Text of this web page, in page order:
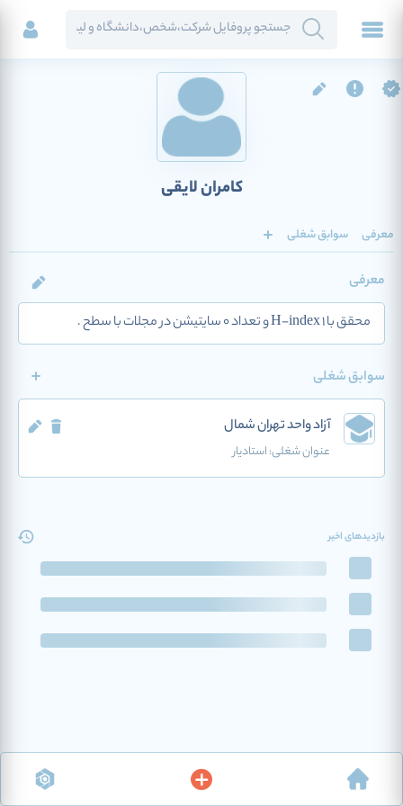
کامران لایقی
معرفی سوابق شغلی
معرفی
محقق با H-index 1 و تعداد 0 سایتیشن در مجلات با سطح .
سوابق شغلی
آزاد واحد تهران شمال
عنوان شغلی:استادیار
بازدیدهای اخیر